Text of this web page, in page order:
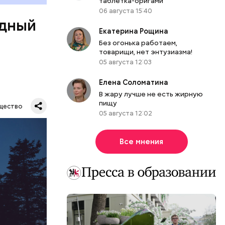
— в
06 августа 15:40
Екатерина Рощина
Без огонька работаем,
товарищи, нет энтузиазма!
05 августа 12:03
Елена Соломатина
В жару лучше не есть жирную
пищу
05 августа 12:02
Все мнения